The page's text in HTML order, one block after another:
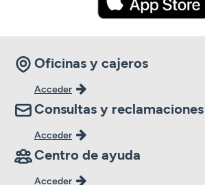
Oficinas y cajeros
Acceder
Consultas y reclamaciones
Acceder
Centro de ayuda
Acceder